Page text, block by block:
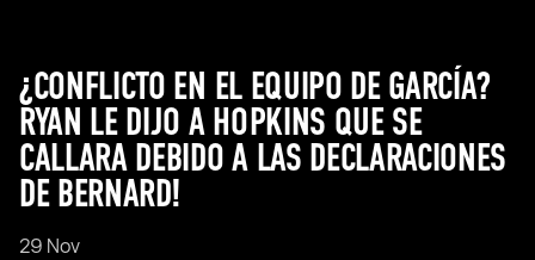
¿CONFLICTO EN EL EQUIPO DE GARCÍA?
RYAN LE DIJO A HOPKINS QUE SE
CALLARA DEBIDO A LAS DECLARACIONES
DE BERNARD!
29 Nov